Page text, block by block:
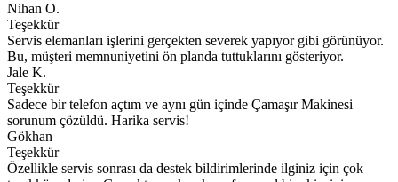
Nihan O.
Teşekkür
Servis elemanları işlerini gerçekten severek yapıyor gibi görünüyor.
Bu, müşteri memnuniyetini ön planda tuttuklarını gösteriyor.
Jale K.
Teşekkür
Sadece bir telefon açtım ve aynı gün içinde Çamaşır Makinesi
sorunum çözüldü. Harika servis!
Gökhan
Teşekkür
Özellikle servis sonrası da destek bildirimlerinde ilginiz için çok